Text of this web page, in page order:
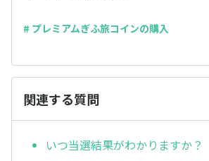
# プレミアムぎふ旅コインの購入
関連する質問
いつ当選結果がわかりますか？